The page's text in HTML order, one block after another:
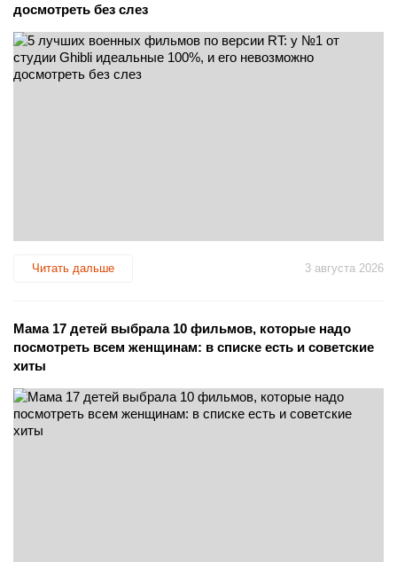
досмотреть без слез
Читать дальше 3 августа 2026
Мама 17 детей выбрала 10 фильмов, которые надо
посмотреть всем женщинам: в списке есть и советские
хиты